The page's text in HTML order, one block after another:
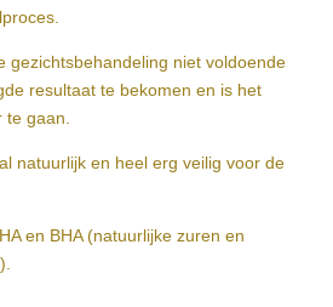
gezichtsbehandeling niet voldoende
resultaat te bekomen en is het
gaan.
natuurlijk en heel erg veilig voor de
en BHA (natuurlijke zuren en